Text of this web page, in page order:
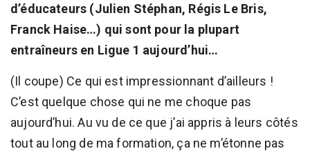
d’éducateurs (Julien Stéphan, Régis Le Bris,
Franck Haise…) qui sont pour la plupart
entraîneurs en Ligue 1 aujourd’hui…
(Il coupe) Ce qui est impressionnant d’ailleurs !
C’est quelque chose qui ne me choque pas
aujourd’hui. Au vu de ce que j’ai appris à leurs côtés
tout au long de ma formation, ça ne m’étonne pas